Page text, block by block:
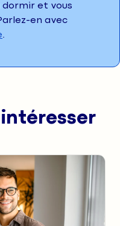
dormir et vous
en avec
.